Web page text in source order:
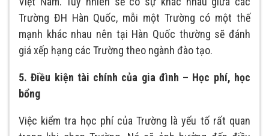
Trường ĐH Hàn Quốc, mỗi một Trường có một thế
mạnh khác nhau nên tại Hàn Quốc thường sẽ đánh
giá xếp hạng các Trường theo ngành đào tạo.
5. Điều kiện tài chính của gia đình – Học phí, học
bổng
Việc kiểm tra học phí của Trường là yếu tố rất quan